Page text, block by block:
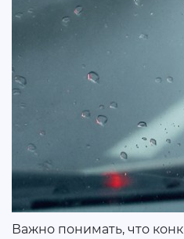
Важно понимать, что